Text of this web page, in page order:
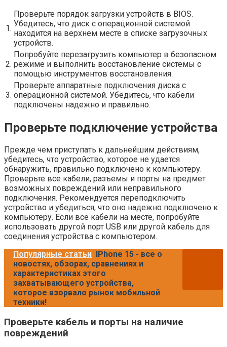
1.
Проверьте порядок загрузки устройств в BIOS.
Убедитесь, что диск с операционной системой
находится на верхнем месте в списке загрузочных
устройств.
2.
Попробуйте перезагрузить компьютер в безопасном
режиме и выполнить восстановление системы с
помощью инструментов восстановления.
3.
Проверьте аппаратные подключения диска с
операционной системой. Убедитесь, что кабели
подключены надежно и правильно.
Проверьте подключение устройства
Прежде чем приступать к дальнейшим действиям,
убедитесь, что устройство, которое не удается
обнаружить, правильно подключено к компьютеру.
Проверьте все кабели, разъемы и порты на предмет
возможных повреждений или неправильного
подключения. Рекомендуется переподключить
устройство и убедиться, что оно надежно подключено к
компьютеру. Если все кабели на месте, попробуйте
использовать другой порт USB или другой кабель для
соединения устройства с компьютером.
Популярные статьи
IPhone 15 - все о
новостях, обзорах, сравнениях и
характеристиках этого
захватывающего устройства,
которое взорвало рынок мобильной
техники!
Проверьте кабель и порты на наличие
повреждений